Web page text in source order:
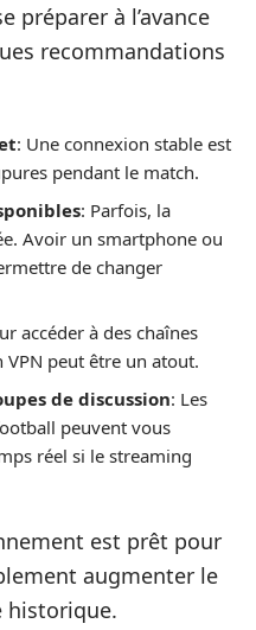
préparer à l’avance
recommandations
: Une connexion stable est
pendant le match.
: Parfois, la
Avoir un smartphone ou
de changer
accéder à des chaînes
peut être un atout.
de discussion: Les
peuvent vous
réel si le streaming
est prêt pour
augmenter le
historique.